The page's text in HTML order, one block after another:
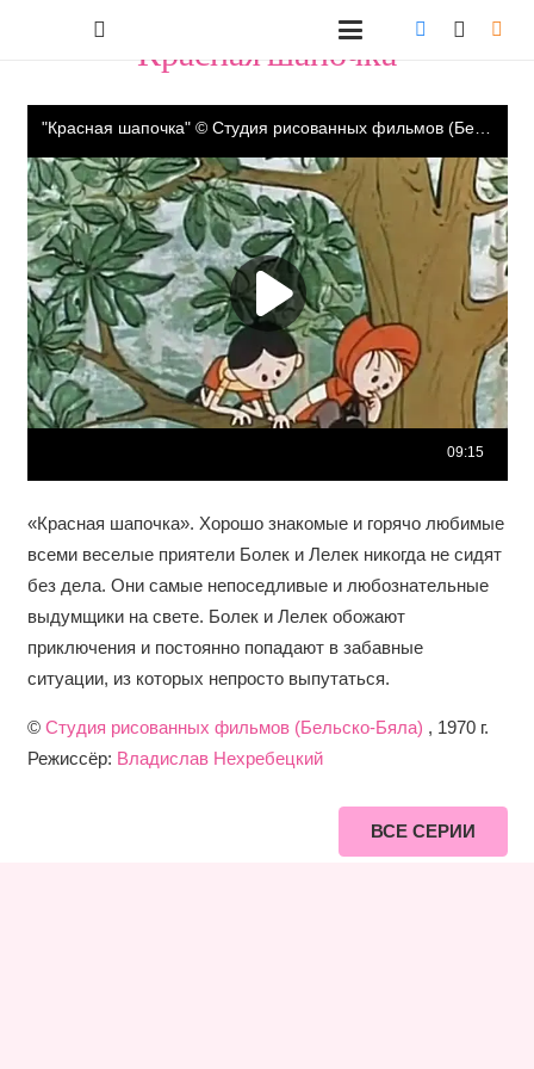
"Красная шапочка"
«Красная шапочка». Хорошо знакомые и горячо любимые
всеми веселые приятели Болек и Лелек никогда не сидят
без дела. Они самые непоседливые и любознательные
выдумщики на свете. Болек и Лелек обожают
приключения и постоянно попадают в забавные
ситуации, из которых непросто выпутаться.
© Студия рисованных фильмов (Бельско-Бяла) , 1970 г.
Режиссёр: Владислав Нехребецкий
ВСЕ СЕРИИ